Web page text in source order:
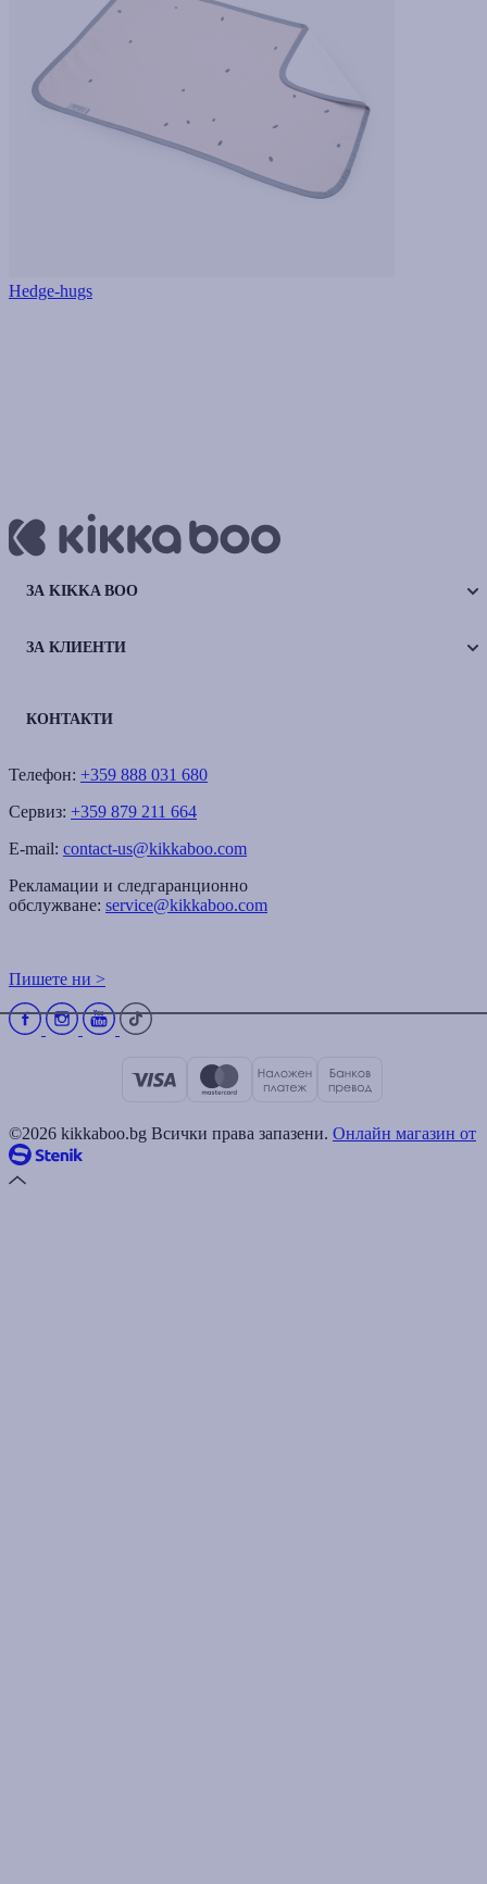
Hedge-hugs
ЗА KIKKA BOO
ЗА КЛИЕНТИ
КОНТАКТИ
Телефон: +359 888 031 680
Сервиз: +359 879 211 664
E-mail: contact-us@kikkaboo.com
Рекламации и следгаранционно
обслужване: service@kikkaboo.com
Пишете ни >
©2026 kikkaboo.bg Всички права запазени. Онлайн магазин от